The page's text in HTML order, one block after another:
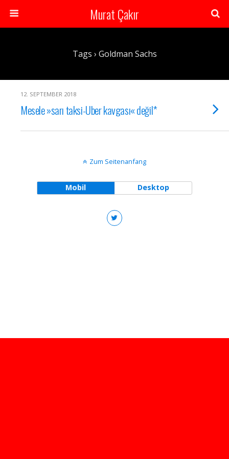
Murat Çakır
Tags › Goldman Sachs
12. SEPTEMBER 2018
Mesele »sarı taksi-Uber kavgası« değil*
Zum Seitenanfang
Mobil Desktop